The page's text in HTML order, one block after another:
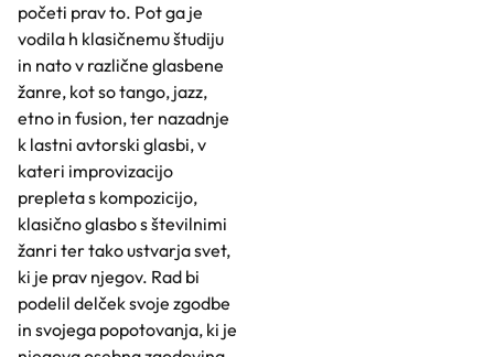
početi prav to. Pot ga je
vodila h klasičnemu študiju
in nato v različne glasbene
žanre, kot so tango, jazz,
etno in fusion, ter nazadnje
k lastni avtorski glasbi, v
kateri improvizacijo
prepleta s kompozicijo,
klasično glasbo s številnimi
žanri ter tako ustvarja svet,
ki je prav njegov. Rad bi
podelil delček svoje zgodbe
in svojega popotovanja, ki je